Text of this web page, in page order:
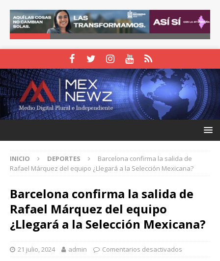
INICIO DEPORTES
Barcelona confirma la salida de
Rafael Márquez del equipo ¿Llegará a la Selección Mexicana?
Barcelona confirma la salida de
Rafael Márquez del equipo
¿Llegará a la Selección Mexicana?
21 julio, 2024 admin Comentarios desactivados